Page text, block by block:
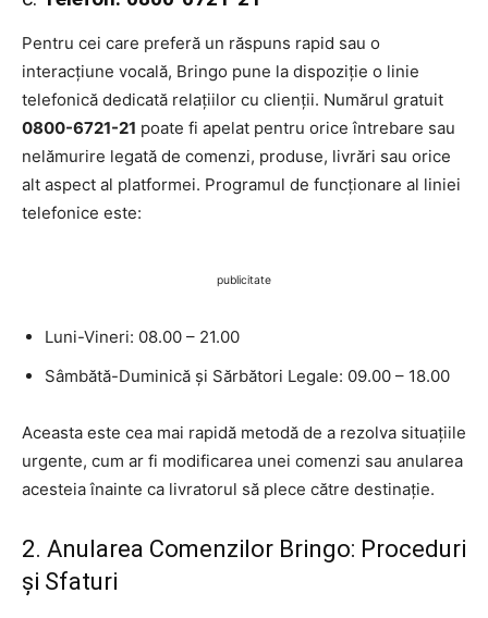
Pentru cei care preferă un răspuns rapid sau o
interacțiune vocală, Bringo pune la dispoziție o linie
telefonică dedicată relațiilor cu clienții. Numărul gratuit
0800-6721-21 poate fi apelat pentru orice întrebare sau
nelămurire legată de comenzi, produse, livrări sau orice
alt aspect al platformei. Programul de funcționare al liniei
telefonice este:
publicitate
Luni-Vineri: 08.00 – 21.00
Sâmbătă-Duminică și Sărbători Legale: 09.00 – 18.00
Aceasta este cea mai rapidă metodă de a rezolva situațiile
urgente, cum ar fi modificarea unei comenzi sau anularea
acesteia înainte ca livratorul să plece către destinație.
2. Anularea Comenzilor Bringo: Proceduri
și Sfaturi